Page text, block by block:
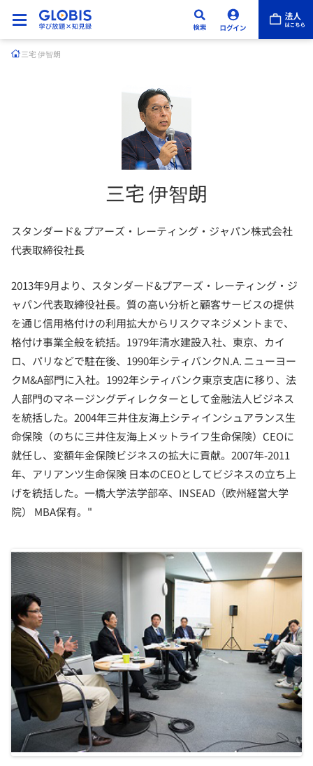
三宅 伊智朗
三宅 伊智朗
スタンダード& プアーズ・レーティング・ジャパン株式会社
代表取締役社長
2013年9月より、スタンダード&プアーズ・レーティング・ジ
ャパン代表取締役社長。質の高い分析と顧客サービスの提供
を通じ信用格付けの利用拡大からリスクマネジメントまで、
格付け事業全般を統括。1979年清水建設入社、東京、カイ
ロ、パリなどで駐在後、1990年シティバンクN.A. ニューヨー
クM&A部門に入社。1992年シティバンク東京支店に移り、法
人部門のマネージングディレクターとして金融法人ビジネス
を統括した。2004年三井住友海上シティインシュアランス生
命保険（のちに三井住友海上メットライフ生命保険）CEOに
就任し、変額年金保険ビジネスの拡大に貢献。2007年-2011
年、アリアンツ生命保険 日本のCEOとしてビジネスの立ち上
げを統括した。一橋大学法学部卒、INSEAD（欧州経営大学
院） MBA保有。"